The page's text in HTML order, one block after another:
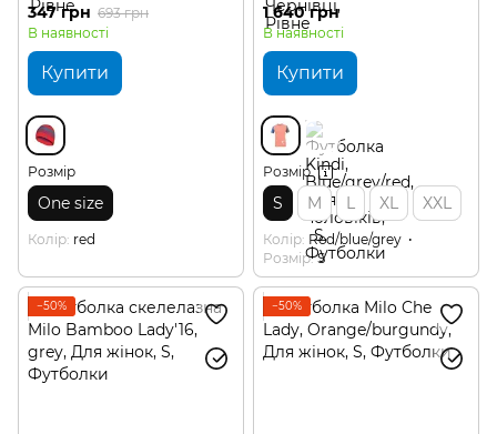
347 грн 693 грн
В наявності
Купити
Розмір
One size
Колір red
1 640 грн
В наявності
Купити
Розмір
S M L XL XXL
Колір Red/blue/grey
Розмір S
−50% −50%